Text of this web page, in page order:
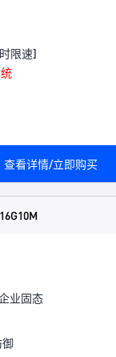
限速]
查看详情/立即购买
业固态
御